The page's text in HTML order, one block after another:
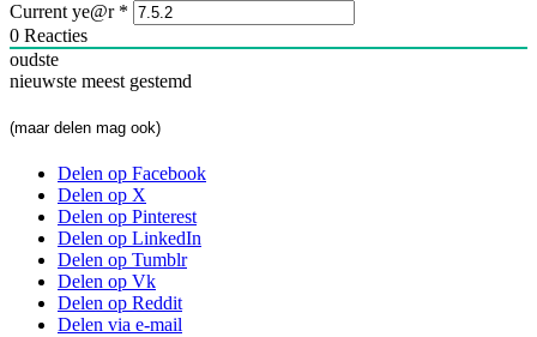
Current ye@r *
0 Reacties
oudste
nieuwste meest gestemd
(maar delen mag ook)
Delen op Facebook
Delen op X
Delen op Pinterest
Delen op LinkedIn
Delen op Tumblr
Delen op Vk
Delen op Reddit
Delen via e-mail